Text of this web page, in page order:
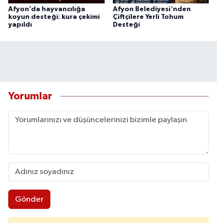
Afyon’da hayvancılığa
koyun desteği: kura çekimi
yapıldı
Afyon Belediyesi'nden
Çiftçilere Yerli Tohum
Desteği
Yorumlar
Gönder